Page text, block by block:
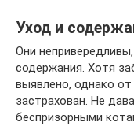
Уход и
Они
содержания. Хотя
выявлено, однако
застрахован. Не
беспризорными